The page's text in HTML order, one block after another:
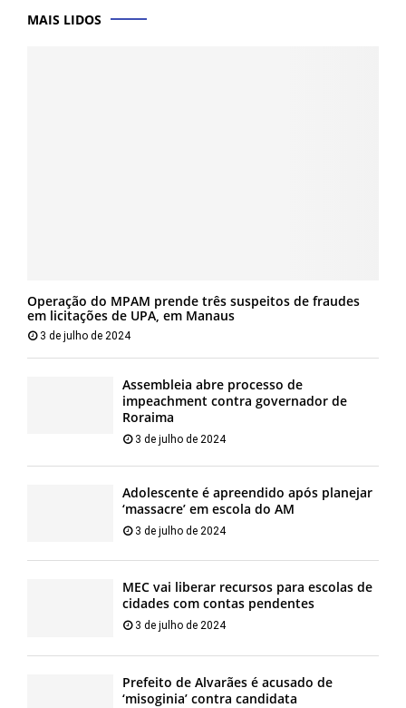
MAIS LIDOS
Operação do MPAM prende três suspeitos de fraudes
em licitações de UPA, em Manaus
3 de julho de 2024
Assembleia abre processo de
impeachment contra governador de
Roraima
3 de julho de 2024
Adolescente é apreendido após planejar
‘massacre’ em escola do AM
3 de julho de 2024
MEC vai liberar recursos para escolas de
cidades com contas pendentes
3 de julho de 2024
Prefeito de Alvarães é acusado de
‘misoginia’ contra candidata